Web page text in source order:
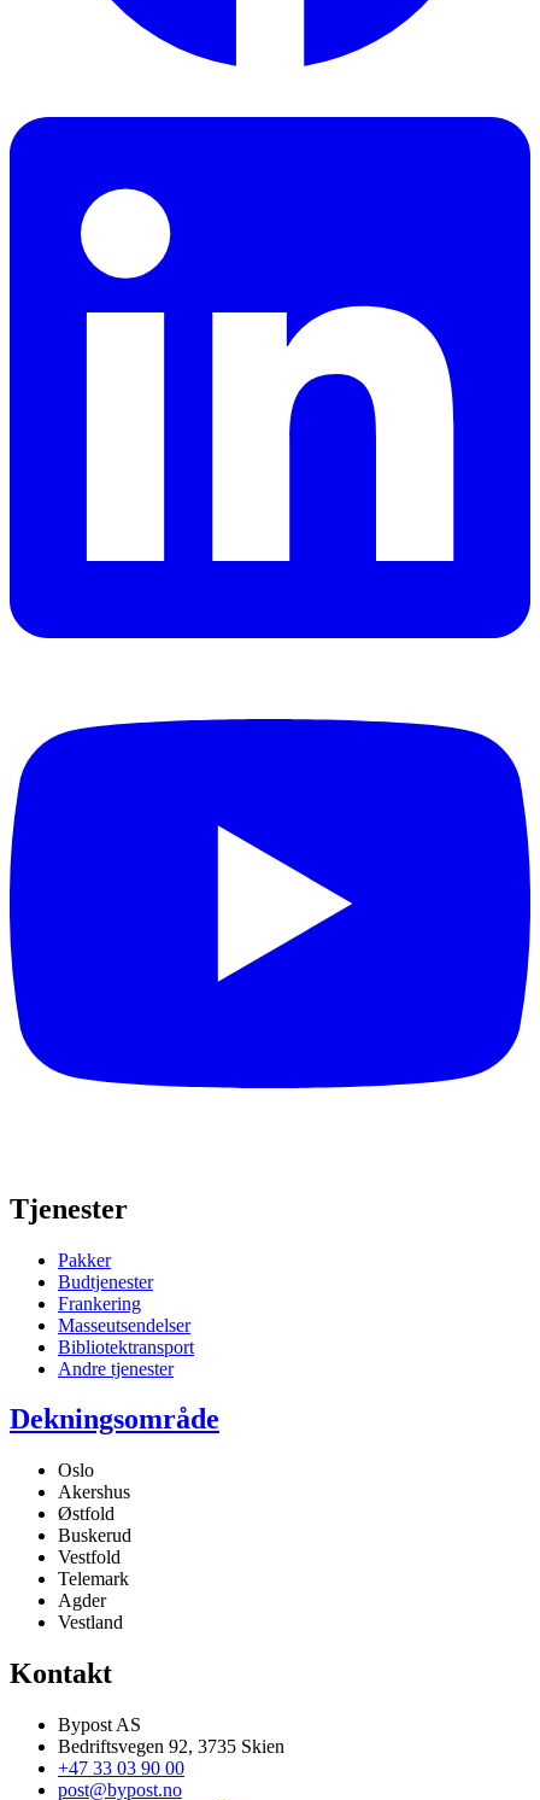
Tjenester
Pakker
Budtjenester
Frankering
Masseutsendelser
Bibliotektransport
Andre tjenester
Dekningsområde
Oslo
Akershus
Østfold
Buskerud
Vestfold
Telemark
Agder
Vestland
Kontakt
Bypost AS
Bedriftsvegen 92, 3735 Skien
+47 33 03 90 00
post@bypost.no